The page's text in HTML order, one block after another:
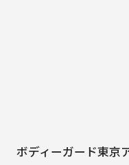
ボディーガード東京